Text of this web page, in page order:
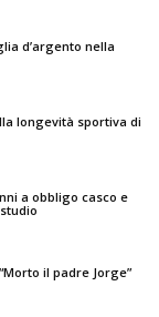
d’argento nella
longevità sportiva di
a obbligo casco e
il padre Jorge”